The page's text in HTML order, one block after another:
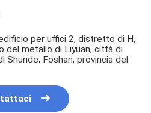
per uffici 2, distretto di H,
del metallo di Liyuan, città di
Shunde, Foshan, provincia del